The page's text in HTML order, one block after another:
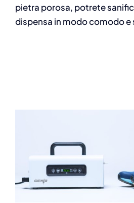
pietra porosa, potrete
dispensa in modo comodo e